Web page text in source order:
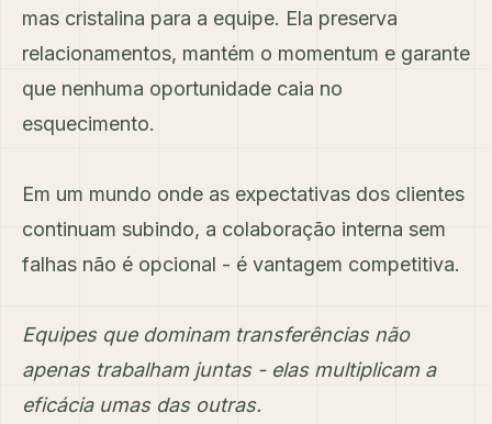
mas cristalina para a equipe. Ela preserva
relacionamentos, mantém o momentum e garante
que nenhuma oportunidade caia no
esquecimento.
Em um mundo onde as expectativas dos clientes
continuam subindo, a colaboração interna sem
falhas não é opcional - é vantagem competitiva.
Equipes que dominam transferências não
apenas trabalham juntas - elas multiplicam a
eficácia umas das outras.